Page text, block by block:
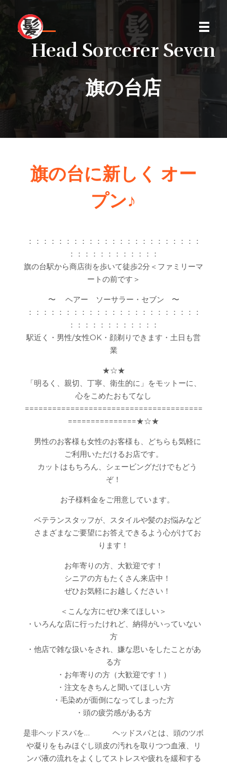
Lucky7
Head Sorcerer Seven
旗の台店
旗の台に新しく オー
プン♪
：：：：：：：：：：：：：：：：：：：：：：：
：：：：：：：：：：：：
旗の台駅から商店街を歩いて徒歩2分＜ファミリーマ
ートの前です＞
〜 ヘアー ソーサラー・セブン 〜
：：：：：：：：：：：：：：：：：：：：：：：
：：：：：：：：：：：：
駅近く・男性/女性OK・顔剃りできます・土日も営
業
★☆★
「明るく、親切、丁寧、衛生的に」をモットーに、
心をこめたおもてなし
=======================================
===============★☆★
男性のお客様も女性のお客様も、どちらも気軽に
ご利用いただけるお店です。
カットはもちろん、シェービングだけでもどう
ぞ！
お子様料金をご用意しています。
ベテランスタッフが、スタイルや髪のお悩みなど
さまざまなご要望にお答えできるよう心がけてお
ります！
お年寄りの方、大歓迎です！
シニアの方もたくさん来店中！
ぜひお気軽にお越しください！
＜こんな方にぜひ来てほしい＞
・いろんな店に行ったけれど、納得がいっていない
方
・他店で雑な扱いをされ、嫌な思いをしたことがあ
る方
・お年寄りの方（大歓迎です！）
・注文をきちんと聞いてほしい方
・毛染めが面倒になってしまった方
・頭の疲労感がある方
是非ヘッドスパを… ヘッドスパとは、頭のツボ
や凝りをもみほぐし頭皮の汚れを取りつつ血液、リ
ンパ液の流れをよくしてストレスや疲れを緩和する